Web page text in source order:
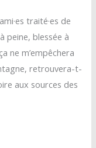
traité·es de
peine, blessée à
ne m’empêchera
retrouvera-t-
aux sources des